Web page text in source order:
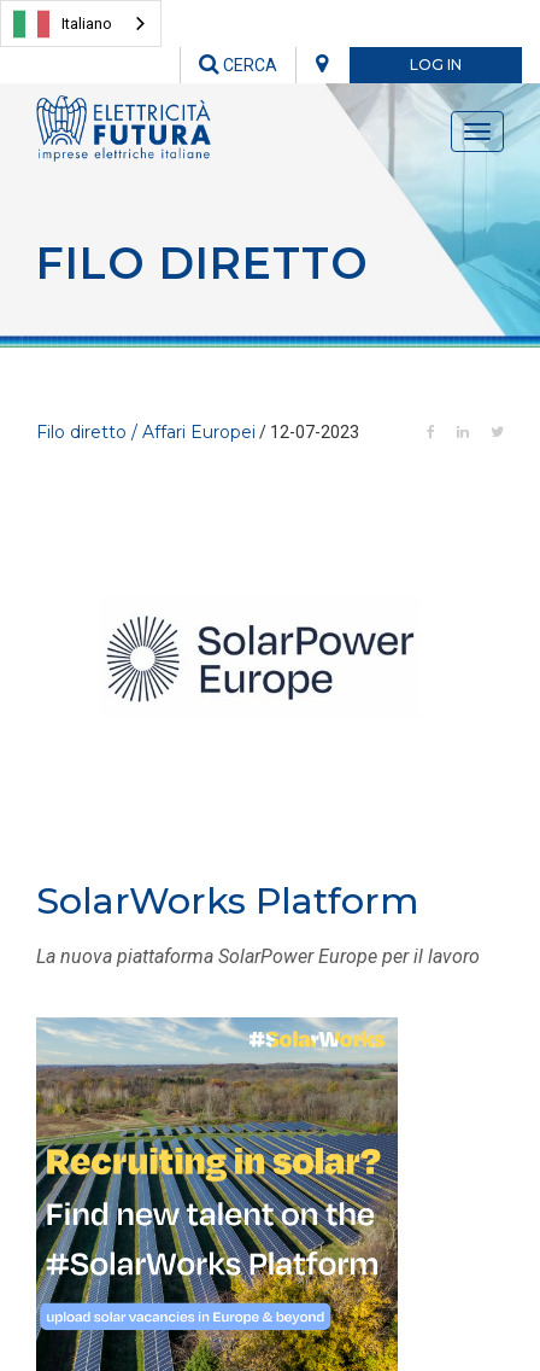
Italiano
LOG IN
CERCA
Toggle
FILO DIRETTO
Filo diretto / Affari Europei / 12-07-2023
SolarWorks Platform
La nuova piattaforma SolarPower Europe per il lavoro